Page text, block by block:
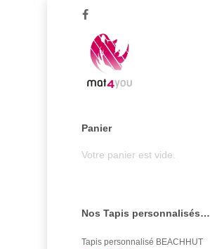
Panier
Votre panier est vide.
Nos Tapis personnalisés…
Tapis personnalisé BEACHHUT